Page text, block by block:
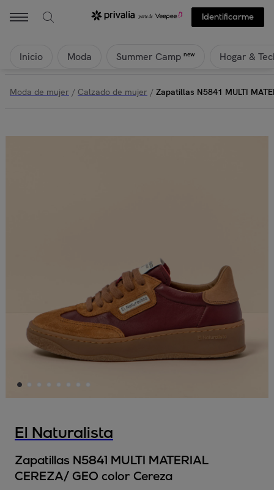
Identificarme
Inicio Moda Summer Camp new Hogar &
Moda de mujer / Calzado de mujer / Zapatillas N5841 MULTI
El Naturalista
Zapatillas N5841 MULTI MATERIAL
CEREZA/ GEO color Cereza